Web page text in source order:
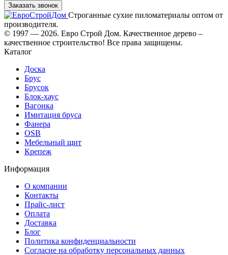
Заказать звонок
Строганные сухие пиломатериалы оптом от
производителя.
© 1997 — 2026. Евро Строй Дом. Качественное дерево –
качественное строительство! Все права защищены.
Каталог
Доска
Брус
Брусок
Блок-хаус
Вагонка
Имитация бруса
Фанера
OSB
Мебельный щит
Крепеж
Информация
О компании
Контакты
Прайс-лист
Оплата
Доставка
Блог
Политика конфиденциальности
Согласие на обработку персональных данных